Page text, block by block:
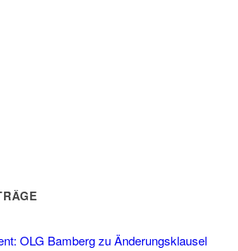
OLG Bamberg zu Änderungsklausel